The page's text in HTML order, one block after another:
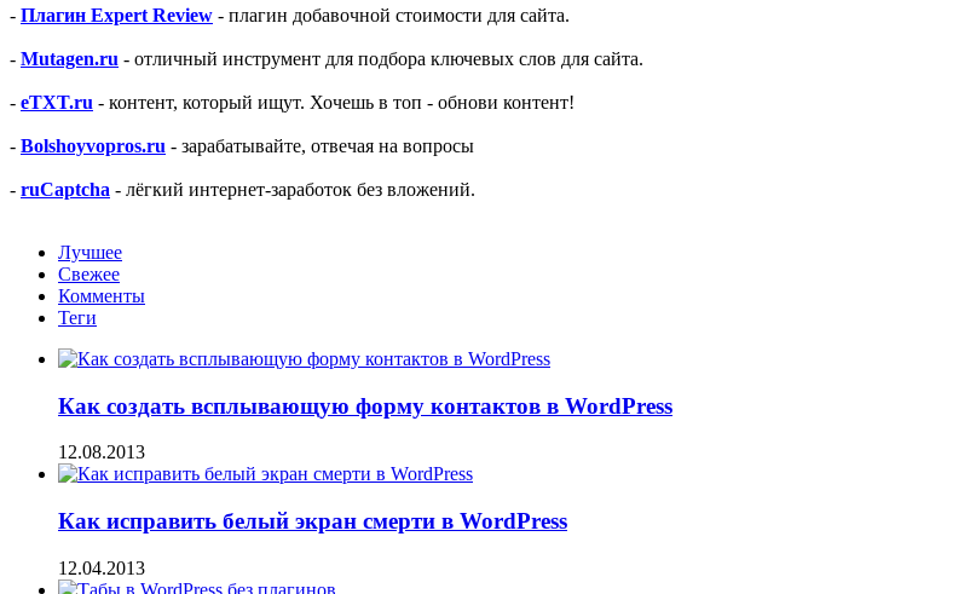
- Плагин Expert Review - плагин добавочной стоимости для сайта.
- Mutagen.ru - отличный инструмент для подбора ключевых слов для сайта.
- eTXT.ru - контент, который ищут. Хочешь в топ - обнови контент!
- Bolshoyvopros.ru - зарабатывайте, отвечая на вопросы
- ruCaptcha - лёгкий интернет-заработок без вложений.
Лучшее
Свежее
Комменты
Теги
Как создать всплывающую форму контактов в WordPress
12.08.2013
Как исправить белый экран смерти в WordPress
12.04.2013